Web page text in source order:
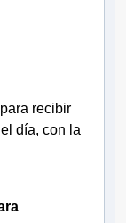
recibir
día, con la